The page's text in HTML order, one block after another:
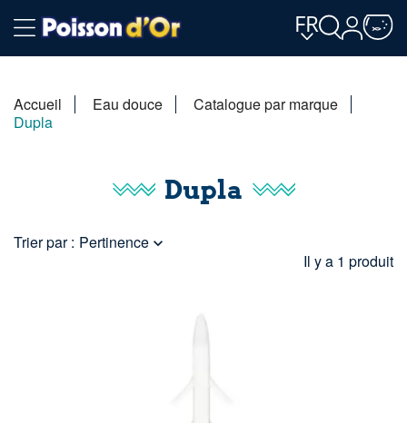
FR
Accueil Eau douce
Catalogue par marque
Dupla
Dupla
Trier par : Pertinence 
Il y a 1 produit